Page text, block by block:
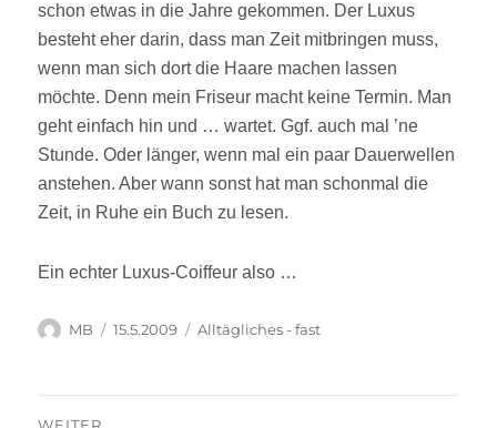
schon etwas in die Jahre gekommen. Der Luxus
besteht eher darin, dass man Zeit mitbringen muss,
wenn man sich dort die Haare machen lassen
möchte. Denn mein Friseur macht keine Termin. Man
geht einfach hin und … wartet. Ggf. auch mal ’ne
Stunde. Oder länger, wenn mal ein paar Dauerwellen
anstehen. Aber wann sonst hat man schonmal die
Zeit, in Ruhe ein Buch zu lesen.
Ein echter Luxus-Coiffeur also …
Autor
MB
Veröffentlicht
15.5.2009 Kategorien
Alltägliches - fast
Beitragsnavigation